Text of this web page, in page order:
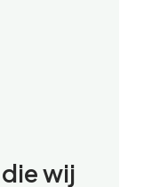
wij